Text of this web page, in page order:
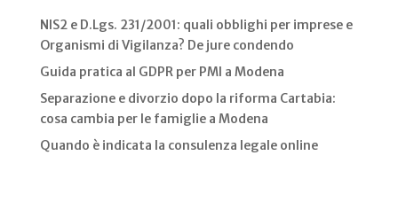
NIS2 e D.Lgs. 231/2001: quali obblighi per imprese e
Organismi di Vigilanza? De jure condendo
Guida pratica al GDPR per PMI a Modena
Separazione e divorzio dopo la riforma Cartabia:
cosa cambia per le famiglie a Modena
Quando è indicata la consulenza legale online